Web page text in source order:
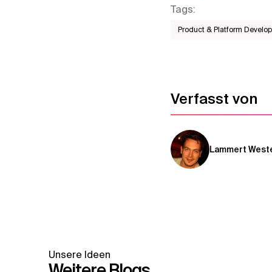
Tags:
Product & Platform
Verfasst von
Lammert
Unsere Ideen